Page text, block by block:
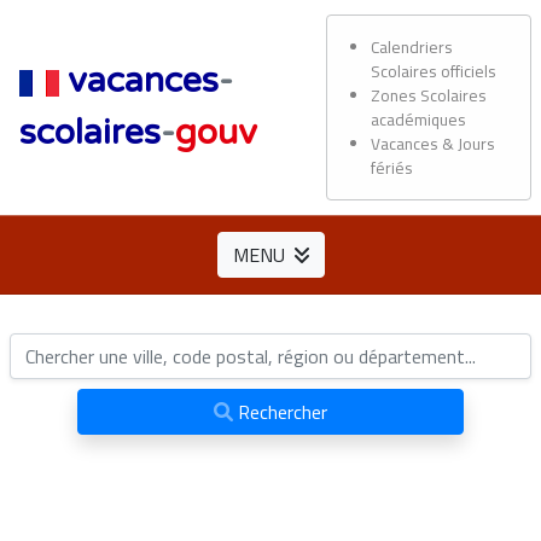
vacances-
scolaires-gouv
Calendriers
Scolaires officiels
Zones Scolaires
académiques
Vacances & Jours
fériés
MENU
Rechercher